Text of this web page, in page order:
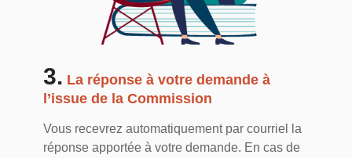
3. La réponse à votre demande à
l’issue de la Commission
Vous recevrez automatiquement par courriel la
réponse apportée à votre demande. En cas de